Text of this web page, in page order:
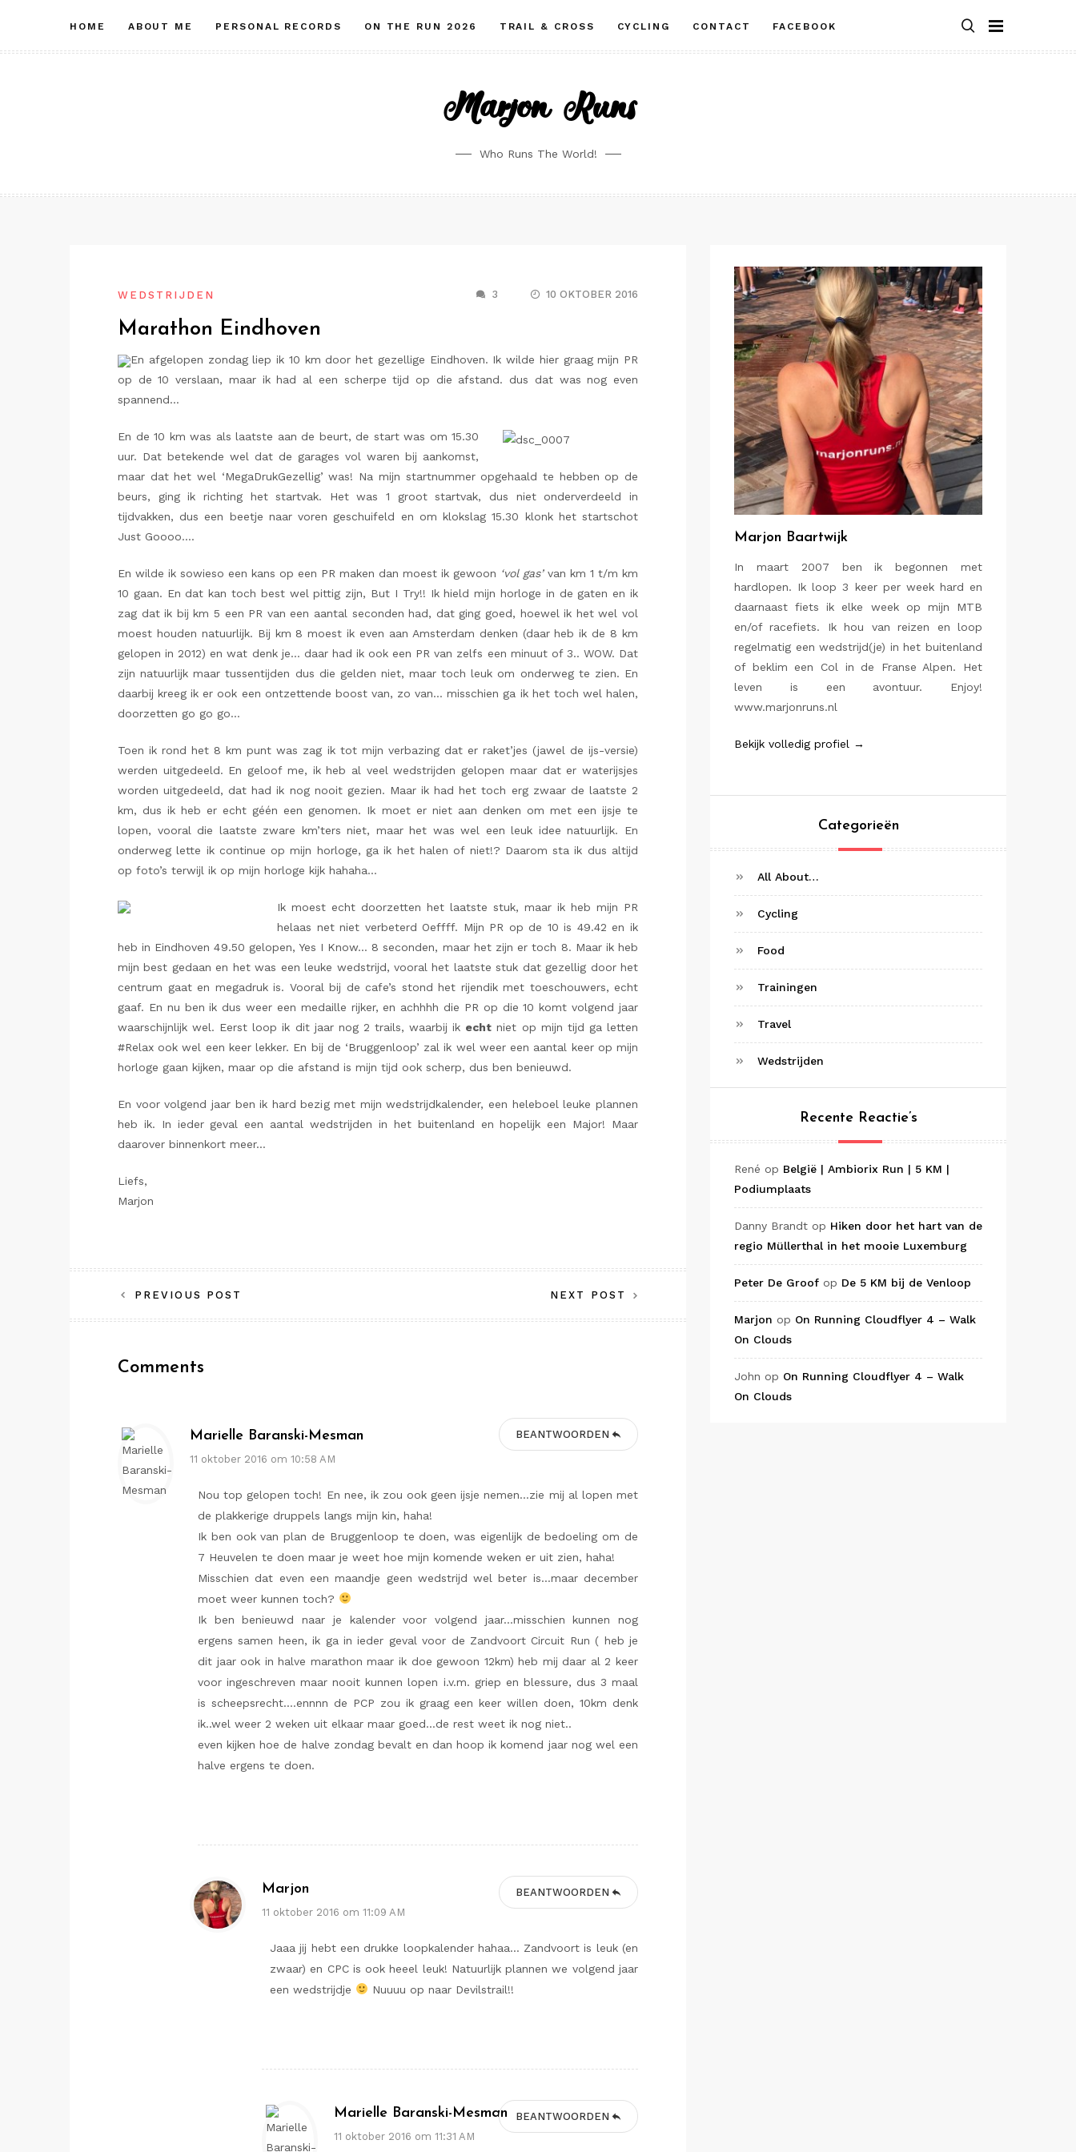
content
HOME ABOUT ME PERSONAL RECORDS ON THE RUN 2026 TRAIL & CROSS CYCLING CONTACT FACEBOOK
Marjon Runs
Who Runs The World!
WEDSTRIJDEN 3 10 OKTOBER 2016
Marathon Eindhoven
En afgelopen zondag liep ik 10 km door het gezellige Eindhoven. Ik wilde hier graag mijn PR
op de 10 verslaan, maar ik had al een scherpe tijd op die afstand. dus dat was nog even
spannend…
En de 10 km was als laatste aan de beurt, de start was om 15.30
uur. Dat betekende wel dat de garages vol waren bij aankomst,
maar dat het wel ‘MegaDrukGezellig’ was! Na mijn startnummer opgehaald te hebben op de
beurs, ging ik richting het startvak. Het was 1 groot startvak, dus niet onderverdeeld in
tijdvakken, dus een beetje naar voren geschuifeld en om klokslag 15.30 klonk het startschot
Just Goooo….
En wilde ik sowieso een kans op een PR maken dan moest ik gewoon ‘vol gas’van km 1 t/m km
10 gaan. En dat kan toch best wel pittig zijn, But I Try!! Ik hield mijn horloge in de gaten en ik
zag dat ik bij km 5 een PR van een aantal seconden had, dat ging goed, hoewel ik het wel vol
moest houden natuurlijk. Bij km 8 moest ik even aan Amsterdam denken (daar heb ik de 8 km
gelopen in 2012) en wat denk je… daar had ik ook een PR van zelfs een minuut of 3.. WOW. Dat
zijn natuurlijk maar tussentijden dus die gelden niet, maar toch leuk om onderweg te zien. En
daarbij kreeg ik er ook een ontzettende boost van, zo van… misschien ga ik het toch wel halen,
doorzetten go go go…
Toen ik rond het 8 km punt was zag ik tot mijn verbazing dat er raket’jes (jawel de ijs-versie)
werden uitgedeeld. En geloof me, ik heb al veel wedstrijden gelopen maar dat er waterijsjes
worden uitgedeeld, dat had ik nog nooit gezien. Maar ik had het toch erg zwaar de laatste 2
km, dus ik heb er echt géén een genomen. Ik moet er niet aan denken om met een ijsje te
lopen, vooral die laatste zware km’ters niet, maar het was wel een leuk idee natuurlijk. En
onderweg lette ik continue op mijn horloge, ga ik het halen of niet!? Daarom sta ik dus altijd
op foto’s terwijl ik op mijn horloge kijk hahaha…
Ik moest echt doorzetten het laatste stuk, maar ik heb mijn PR
helaas net niet verbeterd Oeffff. Mijn PR op de 10 is 49.42 en ik
heb in Eindhoven 49.50 gelopen, Yes I Know… 8 seconden, maar het zijn er toch 8. Maar ik heb
mijn best gedaan en het was een leuke wedstrijd, vooral het laatste stuk dat gezellig door het
centrum gaat en megadruk is. Vooral bij de cafe’s stond het rijendik met toeschouwers, echt
gaaf. En nu ben ik dus weer een medaille rijker, en achhhh die PR op die 10 komt volgend jaar
waarschijnlijk wel. Eerst loop ik dit jaar nog 2 trails, waarbij ik echt niet op mijn tijd ga letten
#Relax ook wel een keer lekker. En bij de ‘Bruggenloop’ zal ik wel weer een aantal keer op mijn
horloge gaan kijken, maar op die afstand is mijn tijd ook scherp, dus ben benieuwd.
En voor volgend jaar ben ik hard bezig met mijn wedstrijdkalender, een heleboel leuke plannen
heb ik. In ieder geval een aantal wedstrijden in het buitenland en hopelijk een Major! Maar
daarover binnenkort meer…
Liefs,
Marjon
Bericht
navigatie
PREVIOUS POST NEXT POST
Comments
Marielle Baranski-Mesman
11 oktober 2016 om 10:58 AM
Nou top gelopen toch! En nee, ik zou ook geen ijsje nemen…zie mij al lopen met
de plakkerige druppels langs mijn kin, haha!
Ik ben ook van plan de Bruggenloop te doen, was eigenlijk de bedoeling om de
7 Heuvelen te doen maar je weet hoe mijn komende weken er uit zien, haha!
Misschien dat even een maandje geen wedstrijd wel beter is…maar december
moet weer kunnen toch?
Ik ben benieuwd naar je kalender voor volgend jaar…misschien kunnen nog
ergens samen heen, ik ga in ieder geval voor de Zandvoort Circuit Run ( heb je
dit jaar ook in halve marathon maar ik doe gewoon 12km) heb mij daar al 2 keer
voor ingeschreven maar nooit kunnen lopen i.v.m. griep en blessure, dus 3 maal
is scheepsrecht….ennnn de PCP zou ik graag een keer willen doen, 10km denk
ik..wel weer 2 weken uit elkaar maar goed…de rest weet ik nog niet..
even kijken hoe de halve zondag bevalt en dan hoop ik komend jaar nog wel een
halve ergens te doen.
BEANTWOORDEN
Marjon
11 oktober 2016 om 11:09 AM
Jaaa jij hebt een drukke loopkalender hahaa… Zandvoort is leuk (en
zwaar) en CPC is ook heeel leuk! Natuurlijk plannen we volgend jaar
een wedstrijdje
Nuuuu op naar Devilstrail!!
BEANTWOORDEN
Marielle Baranski-Mesman
11 oktober 2016 om 11:31 AM
BEANTWOORDEN
Marjon Baartwijk
In maart 2007 ben ik begonnen met
hardlopen. Ik loop 3 keer per week hard en
daarnaast fiets ik elke week op mijn MTB
en/of racefiets. Ik hou van reizen en loop
regelmatig een wedstrijd(je) in het buitenland
of beklim een Col in de Franse Alpen. Het
leven is een avontuur. Enjoy!
www.marjonruns.nl
Bekijk volledig profiel →
Categorieën
All About…
Cycling
Food
Trainingen
Travel
Wedstrijden
Recente Reactie’s
René op België | Ambiorix Run | 5 KM |
Podiumplaats
Danny Brandt op Hiken door het hart van de
regio Müllerthal in het mooie Luxemburg
Peter De Groof op De 5 KM bij de Venloop
Marjon op On Running Cloudflyer 4 – Walk
On Clouds
John op On Running Cloudflyer 4 – Walk
On Clouds